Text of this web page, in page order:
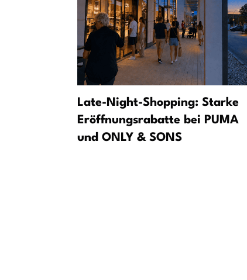
Late-Night-Shopping: Starke
Eröffnungsrabatte bei PUMA
und ONLY & SONS